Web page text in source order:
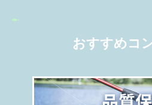
おすすめコ